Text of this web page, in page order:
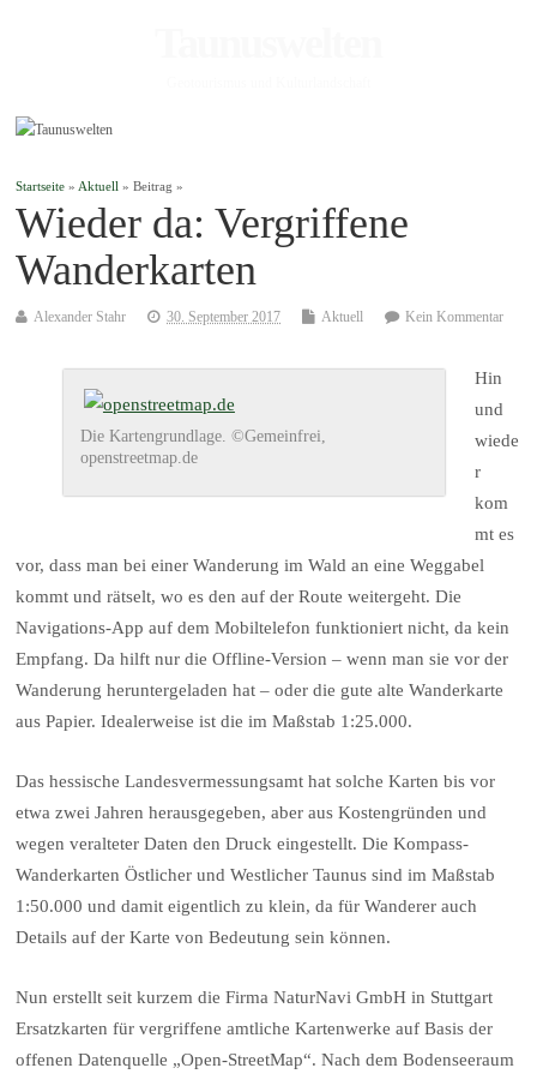
Startseite » Aktuell » Beitrag »
Wieder da: Vergriffene
Wanderkarten
Alexander Stahr 30. September 2017 Aktuell Kein Kommentar
Die Kartengrundlage. ©Gemeinfrei,
openstreetmap.de
Hin
und
wiede
r
kom
mt es
vor, dass man bei einer Wanderung im Wald an eine Weggabel
kommt und rätselt, wo es den auf der Route weitergeht. Die
Navigations-App auf dem Mobiltelefon funktioniert nicht, da kein
Empfang. Da hilft nur die Offline-Version – wenn man sie vor der
Wanderung heruntergeladen hat – oder die gute alte Wanderkarte
aus Papier. Idealerweise ist die im Maßstab 1:25.000.
Das hessische Landesvermessungsamt hat solche Karten bis vor
etwa zwei Jahren herausgegeben, aber aus Kostengründen und
wegen veralteter Daten den Druck eingestellt. Die Kompass-
Wanderkarten Östlicher und Westlicher Taunus sind im Maßstab
1:50.000 und damit eigentlich zu klein, da für Wanderer auch
Details auf der Karte von Bedeutung sein können.
Nun erstellt seit kurzem die Firma NaturNavi GmbH in Stuttgart
Ersatzkarten für vergriffene amtliche Kartenwerke auf Basis der
offenen Datenquelle „Open-StreetMap“. Nach dem Bodenseeraum